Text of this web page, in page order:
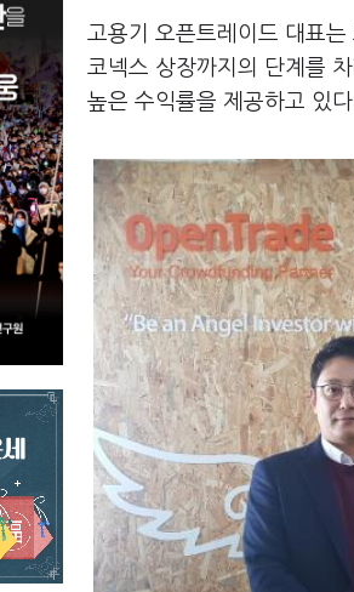
고용기 오픈트레이드 대표
코넥스 상장까지의 단계를
높은 수익률을 제공하고 있다.